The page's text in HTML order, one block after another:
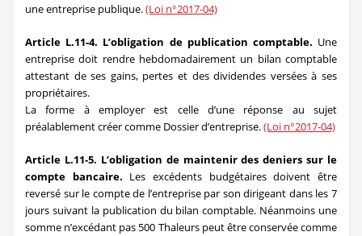
une entreprise publique.(Loi n°2017-04)
Article L.11-4. L’obligation de publication comptable. Une
entreprise doit rendre hebdomadairement un bilan comptable
attestant de ses gains, pertes et des dividendes versées à ses
propriétaires.
La forme à employer est celle d’une réponse au sujet
préalablement créer comme Dossier d’entreprise.(Loi n°2017-04)
Article L.11-5. L’obligation de maintenir des deniers sur le
compte bancaire. Les excédents budgétaires doivent être
reversé sur le compte de l’entreprise par son dirigeant dans les 7
jours suivant la publication du bilan comptable. Néanmoins une
somme n’excédant pas 500 Thaleurs peut être conservée comme